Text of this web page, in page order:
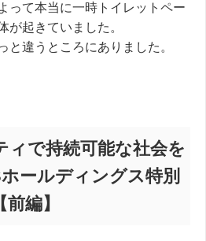
って本当に一時トイレットペー
が起きていました。
と違うところにありました。
ィで持続可能な社会を
ールディングス特別
編】